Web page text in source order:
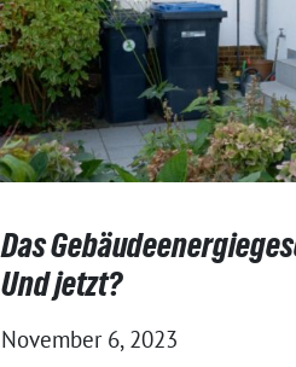
Das
Und jetzt?
November 6, 2023